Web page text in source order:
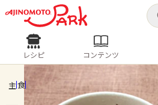
ログインするとレシピを
ログイン
レシピ
レシピ コンテンツ
主食